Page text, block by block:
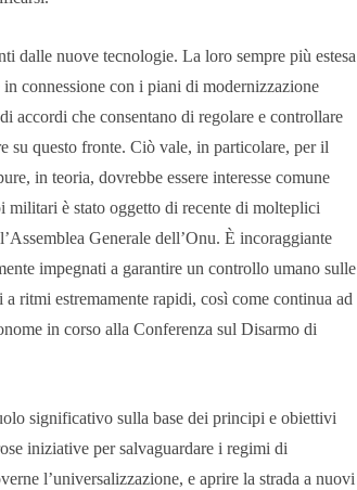
dalle nuove tecnologie. La loro sempre più estesa
connessione con i piani di modernizzazione
che consentano di regolare e controllare
su questo fronte. Ciò vale, in particolare, per il
in teoria, dovrebbe essere interesse comune
militari è stato oggetto di recente di molteplici
Generale dell’Onu. È incoraggiante
impegnati a garantire un controllo umano sulle
ritmi estremamente rapidi, così come continua ad
in corso alla Conferenza sul Disarmo di
significativo sulla base dei principi e obiettivi
iniziative per salvaguardare i regimi di
l’universalizzazione, e aprire la strada a nuovi